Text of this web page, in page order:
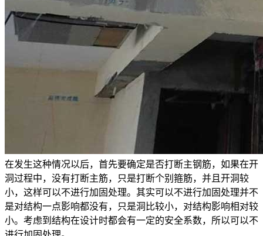
在发生这种情况以后，首先要确定是否打断主钢筋，如果在开
洞过程中，没有打断主筋，只是打断个别箍筋，并且开洞较
小，这样可以不进行加固处理。其实可以不进行加固处理并不
是对结构一点影响都没有，只是洞比较小，对结构影响相对较
小。考虑到结构在设计时都会有一定的安全系数，所以可以不